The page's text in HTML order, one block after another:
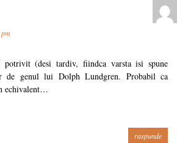
(desi tardiv, fiindca varsta isi spune
de genul lui Dolph Lundgren. Probabil ca
echivalent…
raspunde